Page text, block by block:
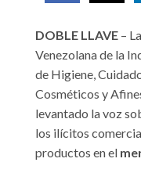
DOBLE LLAVE –
Venezolana de la
de Higiene,
Cosméticos y
levantado la voz
los ilícitos
productos en el